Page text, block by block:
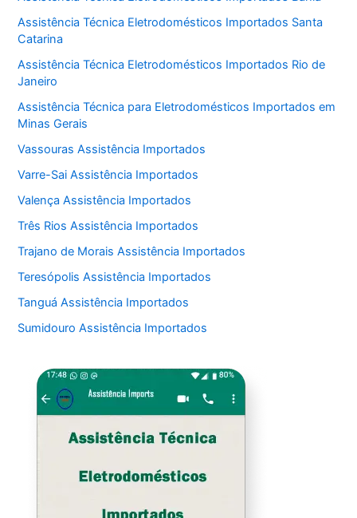
Assistência Técnica Eletrodomésticos Importados Santa
Catarina
Assistência Técnica Eletrodomésticos Importados Rio de
Janeiro
Assistência Técnica para Eletrodomésticos Importados em
Minas Gerais
Vassouras Assistência Importados
Varre-Sai Assistência Importados
Valença Assistência Importados
Três Rios Assistência Importados
Trajano de Morais Assistência Importados
Teresópolis Assistência Importados
Tanguá Assistência Importados
Sumidouro Assistência Importados